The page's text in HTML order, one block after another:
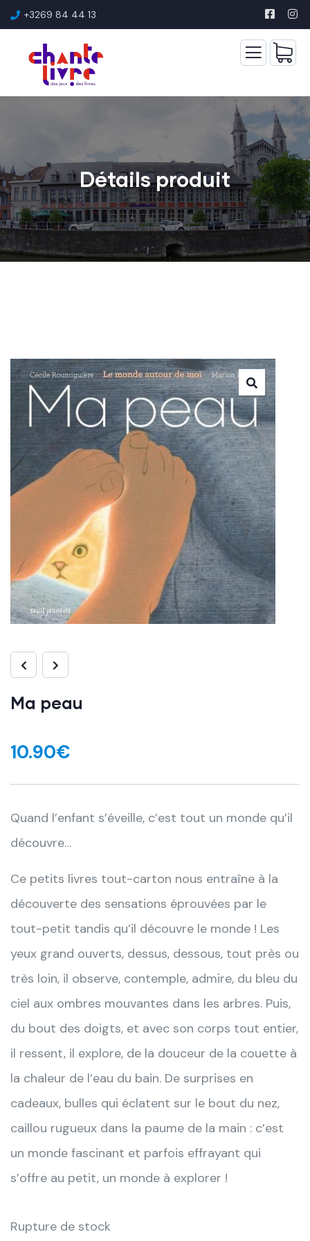
+3269 84 44 13
Détails produit
Ma peau
10.90€
Quand l’enfant s’éveille, c’est tout un monde qu’il
découvre…
Ce petits livres tout-carton nous entraîne à la
découverte des sensations éprouvées par le
tout-petit tandis qu’il découvre le monde ! Les
yeux grand ouverts, dessus, dessous, tout près ou
très loin, il observe, contemple, admire, du bleu du
ciel aux ombres mouvantes dans les arbres. Puis,
du bout des doigts, et avec son corps tout entier,
il ressent, il explore, de la douceur de la couette à
la chaleur de l’eau du bain. De surprises en
cadeaux, bulles qui éclatent sur le bout du nez,
caillou rugueux dans la paume de la main : c’est
un monde fascinant et parfois effrayant qui
s’offre au petit, un monde à explorer !
Rupture de stock